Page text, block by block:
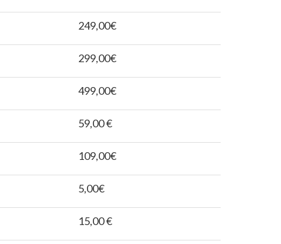
249,00€
299,00€
499,00€
59,00 €
109,00€
5,00€
15,00 €